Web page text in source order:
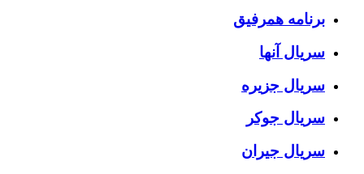
برنامه همرفیق
سریال آنها
سریال جزیره
سریال جوکر
سریال جیران